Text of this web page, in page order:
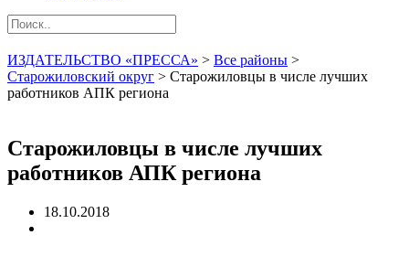
ИЗДАТЕЛЬСТВО «ПРЕССА» > Все районы >
Старожиловский округ > Старожиловцы в числе лучших
работников АПК региона
Старожиловцы в числе лучших
работников АПК региона
18.10.2018